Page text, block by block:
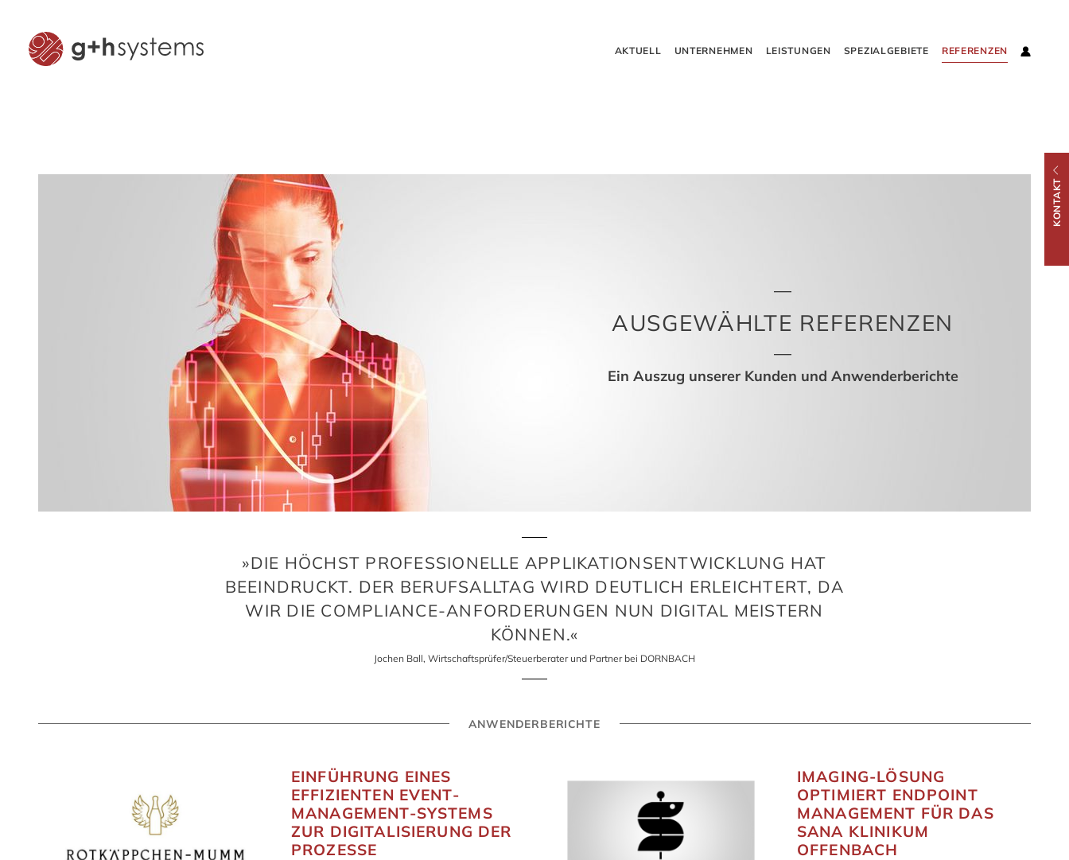
AKTUELL UNTERNEHMEN LEISTUNGEN SPEZIALGEBIETE REFERENZEN Login
AUSGEWÄHLTE REFERENZEN
Ein Auszug unserer Kunden und Anwenderberichte
»DIE HÖCHST PROFESSIONELLE APPLIKATIONSENTWICKLUNG HAT
BEEINDRUCKT. DER BERUFSALLTAG WIRD DEUTLICH ERLEICHTERT, DA
WIR DIE COMPLIANCE-ANFORDERUNGEN NUN DIGITAL MEISTERN
KÖNNEN.«
Jochen Ball, Wirtschaftsprüfer/Steuerberater und Partner bei DORNBACH
ANWENDERBERICHTE
EINFÜHRUNG EINES
EFFIZIENTEN EVENT-
MANAGEMENT-SYSTEMS
ZUR DIGITALISIERUNG DER
PROZESSE
IMAGING-LÖSUNG
OPTIMIERT ENDPOINT
MANAGEMENT FÜR DAS
SANA KLINIKUM
OFFENBACH
KONTAKT